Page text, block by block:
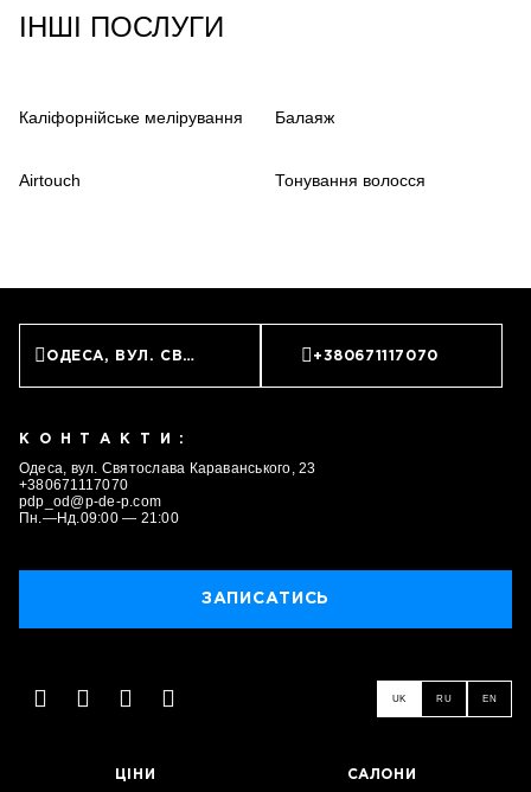
ІНШІ ПОСЛУГИ
Каліфорнійське мелірування Балаяж
Airtouch Тонування волосся
ОДЕСА, ВУЛ. СВЯТОСЛАВА КАРАВАНСЬКОГО, 23
+380671117070
КОНТАКТИ:
Одеса, вул. Святослава Караванського, 23
+380671117070
pdp_od@p-de-p.com
Пн.—Нд.09:00 — 21:00
ЗАПИСАТИСЬ
UK RU EN
ЦІНИ САЛОНИ